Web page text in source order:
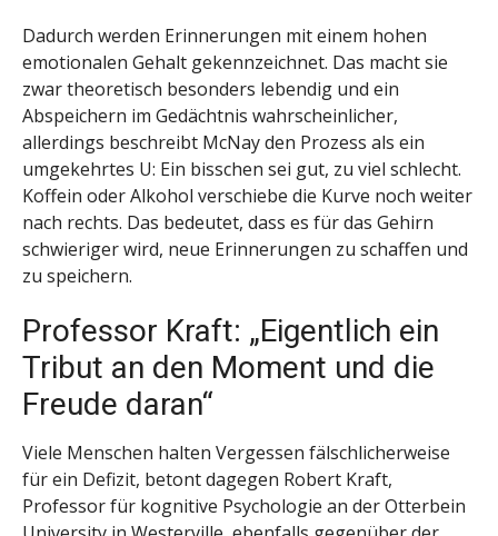
Dadurch werden Erinnerungen mit einem hohen
emotionalen Gehalt gekennzeichnet. Das macht sie
zwar theoretisch besonders lebendig und ein
Abspeichern im Gedächtnis wahrscheinlicher,
allerdings beschreibt McNay den Prozess als ein
umgekehrtes U: Ein bisschen sei gut, zu viel schlecht.
Koffein oder Alkohol verschiebe die Kurve noch weiter
nach rechts. Das bedeutet, dass es für das Gehirn
schwieriger wird, neue Erinnerungen zu schaffen und
zu speichern.
Professor Kraft: „Eigentlich ein
Tribut an den Moment und die
Freude daran“
Viele Menschen halten Vergessen fälschlicherweise
für ein Defizit, betont dagegen Robert Kraft,
Professor für kognitive Psychologie an der Otterbein